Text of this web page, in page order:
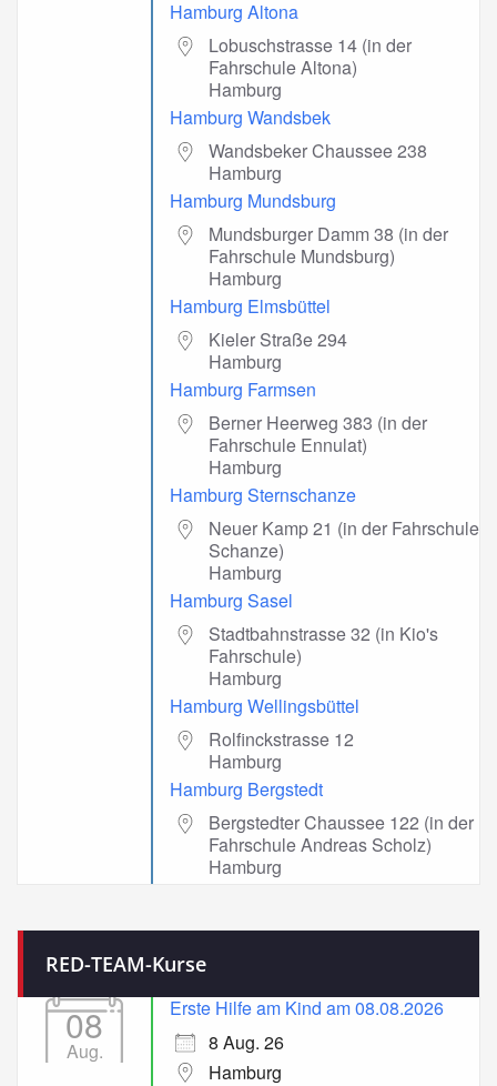
Hamburg Altona
Lobuschstrasse 14 (in der
Fahrschule Altona)
Hamburg
Hamburg Wandsbek
Wandsbeker Chaussee 238
Hamburg
Hamburg Mundsburg
Mundsburger Damm 38 (in der
Fahrschule Mundsburg)
Hamburg
Hamburg Elmsbüttel
Kieler Straße 294
Hamburg
Hamburg Farmsen
Berner Heerweg 383 (in der
Fahrschule Ennulat)
Hamburg
Hamburg Sternschanze
Neuer Kamp 21 (in der Fahrschule
Schanze)
Hamburg
Hamburg Sasel
Stadtbahnstrasse 32 (in Kio's
Fahrschule)
Hamburg
Hamburg Wellingsbüttel
Rolfinckstrasse 12
Hamburg
Hamburg Bergstedt
Bergstedter Chaussee 122 (in der
Fahrschule Andreas Scholz)
Hamburg
RED-TEAM-Kurse
08
Aug.
Erste Hilfe am Kind am 08.08.2026
8 Aug. 26
Hamburg